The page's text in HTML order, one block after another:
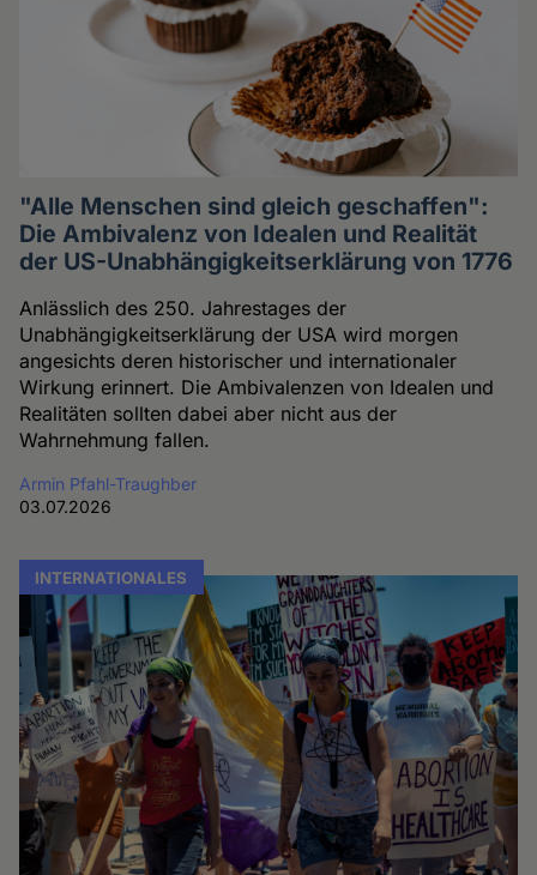
"Alle Menschen sind gleich geschaffen":
Die Ambivalenz von Idealen und Realität
der US-Unabhängigkeitserklärung von 1776
Anlässlich des 250. Jahrestages der
Unabhängigkeitserklärung der USA wird morgen
angesichts deren historischer und internationaler
Wirkung erinnert. Die Ambivalenzen von Idealen und
Realitäten sollten dabei aber nicht aus der
Wahrnehmung fallen.
Armin Pfahl-Traughber
03.07.2026
INTERNATIONALES